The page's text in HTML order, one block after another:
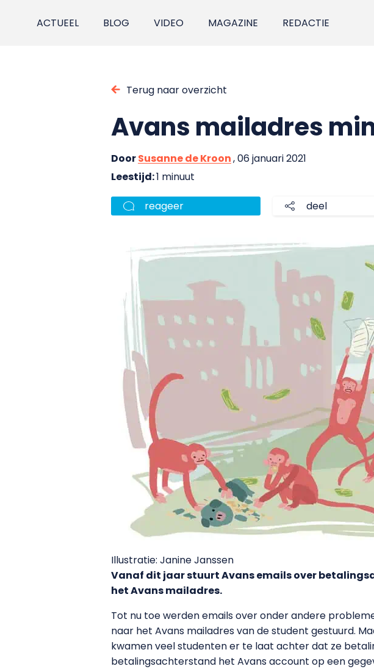
ACTUEEL BLOG VIDEO MAGAZINE REDACTIE
Terug naar overzicht
Avans mailadres
DoorSusanne de Kroon, 06 januari 2021
Leestijd:1 minuut
reageer deel
Illustratie: Janine Janssen
Vanaf dit jaar stuurt Avans emails over
het Avans mailadres.
Tot nu toe werden emails over onder andere
naar het Avans mailadres van de student gestuurd.
kwamen veel studenten er te laat achter dat ze
betalingsachterstand het Avans account op een